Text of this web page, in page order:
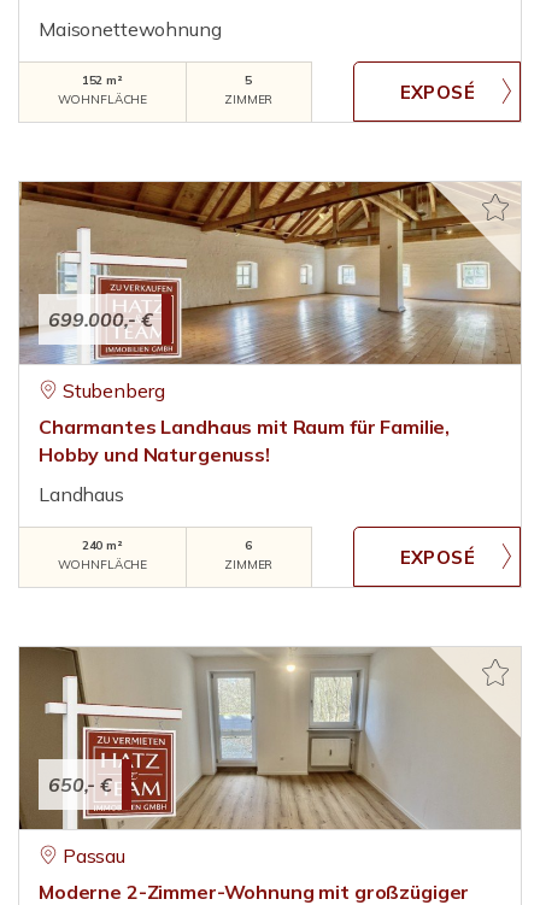
Maisonettewohnung
152 m²
WOHNFLÄCHE
5
ZIMMER
699.000,- €
Stubenberg
Charmantes Landhaus mit Raum für Familie,
Hobby und Naturgenuss!
Landhaus
240 m²
WOHNFLÄCHE
6
ZIMMER
650,- €
Passau
Moderne 2-Zimmer-Wohnung mit großzügiger